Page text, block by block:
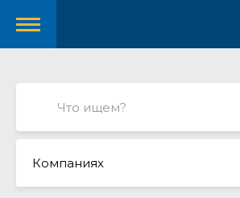
Компаниях